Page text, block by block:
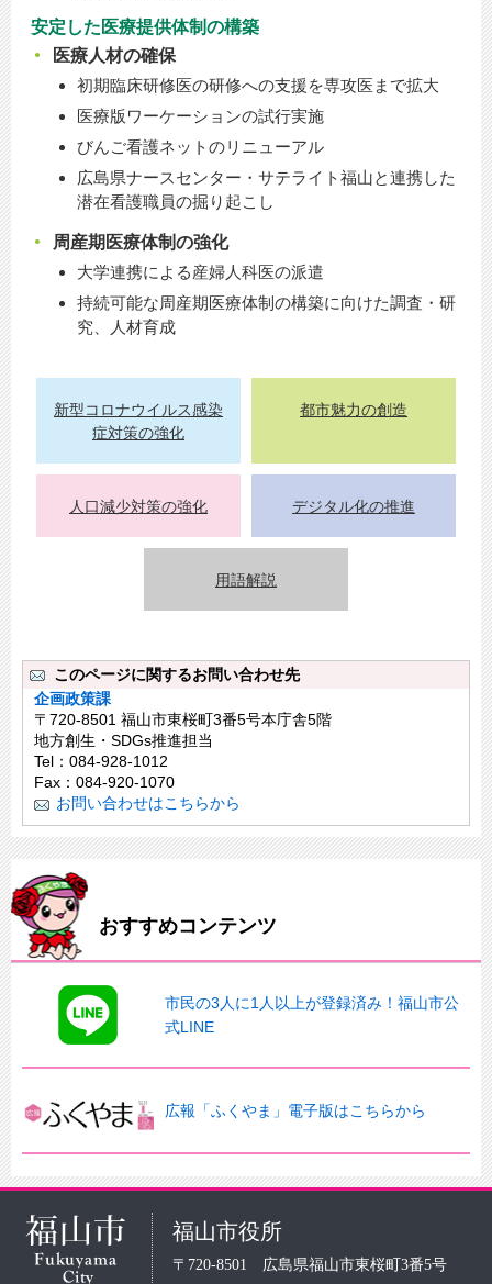
安定した医療提供体制の構築
医療人材の確保
初期臨床研修医の研修への支援を専攻医まで拡大
医療版ワーケーションの試行実施
びんご看護ネットのリニューアル
広島県ナースセンター・サテライト福山と連携した
潜在看護職員の掘り起こし
周産期医療体制の強化
大学連携による産婦人科医の派遣
持続可能な周産期医療体制の構築に向けた調査・研
究、人材育成
新型コロナウイルス感染
症対策の強化
都市魅力の創造
人口減少対策の強化 デジタル化の推進
用語解説
このページに関するお問い合わせ先
企画政策課
〒720-8501 福山市東桜町3番5号本庁舎5階
地方創生・SDGs推進担当
Tel：084-928-1012
Fax：084-920-1070
お問い合わせはこちらから
おすすめコンテンツ
市民の3人に1人以上が登録済み！福山市公
式LINE
広報「ふくやま」電子版はこちらから
福山市役所
〒720-8501 広島県福山市東桜町3番5号